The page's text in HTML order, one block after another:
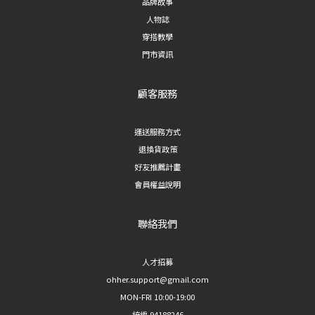
人物誌
穿搭教學
門市資訊
顧客服務
運送服務方式
退換貨政策
好友推薦計畫
會員權益說明
聯絡我們
人才招募
ohher.support@gmail.com
MON-FRI 10:00-19:00